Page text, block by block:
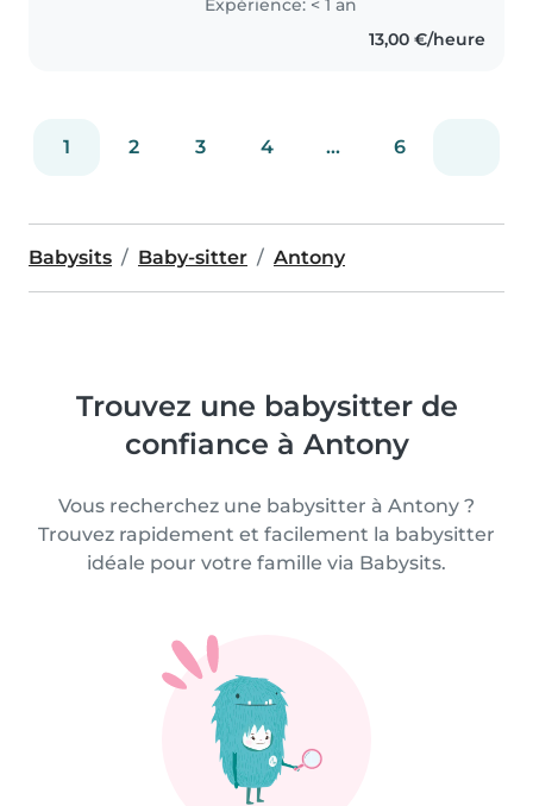
suis particulièrement à l'aise
avec les enfants ayant des..
Expérience: < 1 an
13,00 €/heure
1 2 3 4 ... 6
Babysits Baby-sitter Antony
Trouvez une babysitter de
confiance à Antony
Vous recherchez une babysitter à Antony ?
Trouvez rapidement et facilement la babysitter
idéale pour votre famille via Babysits.